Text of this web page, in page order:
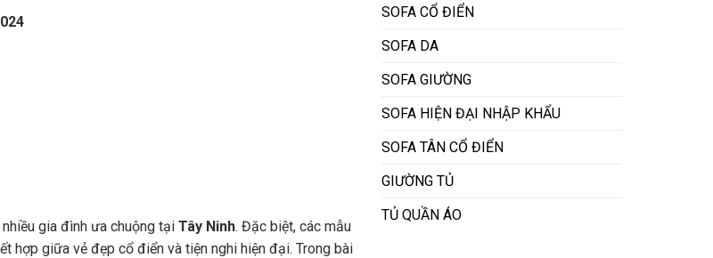
gia đình ưa chuộng tại Tây Ninh. Đặc biệt, các mẫu
hợp giữa vẻ đẹp cổ điển và tiện nghi hiện đại. Trong bài
SOFA CỔ ĐIỂN
SOFA DA
SOFA GIƯỜNG
SOFA HIỆN ĐẠI NHẬP KHẨU
SOFA TÂN CỔ ĐIỂN
GIƯỜNG TỦ
TỦ QUẦN ÁO